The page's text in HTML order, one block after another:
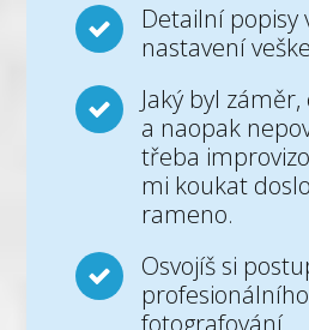
Detailní popisy
nastavení
Jaký byl
a naopak
třeba
mi koukat
rameno.
Osvojíš si
fotografování